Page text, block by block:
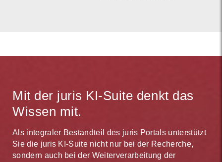
Mit der juris KI-Suite denkt das
Wissen mit.
Als integraler Bestandteil des juris Portals unterstützt
Sie die juris KI-Suite nicht nur bei der Recherche,
sondern auch bei der Weiterverarbeitung der